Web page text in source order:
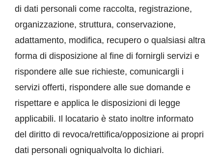
di dati personali come raccolta, registrazione,
organizzazione, struttura, conservazione,
adattamento, modifica, recupero o qualsiasi altra
forma di disposizione al fine di fornirgli servizi e
rispondere alle sue richieste, comunicargli i
servizi offerti, rispondere alle sue domande e
rispettare e applica le disposizioni di legge
applicabili. Il locatario è stato inoltre informato
del diritto di revoca/rettifica/opposizione ai propri
dati personali ogniqualvolta lo dichiari.